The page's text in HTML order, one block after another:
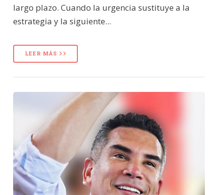
largo plazo. Cuando la urgencia sustituye a la
estrategia y la siguiente...
LEER MÁS